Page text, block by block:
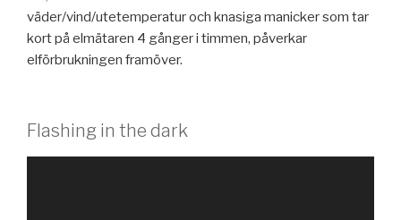
väder/vind/utetemperatur och knasiga manicker som tar
kort på elmätaren 4 gånger i timmen, påverkar
elförbrukningen framöver.
Flashing in the dark